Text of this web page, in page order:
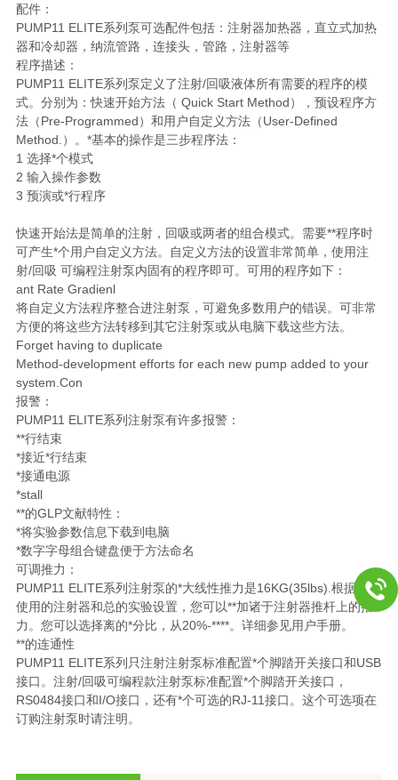
配件：
PUMP11 ELITE系列泵可选配件包括：注射器加热器，直立式加热
器和冷却器，纳流管路，连接头，管路，注射器等
程序描述：
PUMP11 ELITE系列泵定义了注射/回吸液体所有需要的程序的模
式。分别为：快速开始方法（ Quick Start Method），预设程序方
法（Pre-Programmed）和用户自定义方法（User-Defined
Method.）。*基本的操作是三步程序法：
1 选择*个模式
2 输入操作参数
3 预演或*行程序
快速开始法是简单的注射，回吸或两者的组合模式。需要**程序时
可产生*个用户自定义方法。自定义方法的设置非常简单，使用注
射/回吸 可编程注射泵内固有的程序即可。可用的程序如下：
ant Rate Gradienl
将自定义方法程序整合进注射泵，可避免多数用户的错误。可非常
方便的将这些方法转移到其它注射泵或从电脑下载这些方法。
Forget having to duplicate
Method-development efforts for each new pump added to your
system.Con
报警：
PUMP11 ELITE系列注射泵有许多报警：
**行结束
*接近*行结束
*接通电源
*stall
**的GLP文献特性：
*将实验参数信息下载到电脑
*数字字母组合键盘便于方法命名
可调推力：
PUMP11 ELITE系列注射泵的*大线性推力是16KG(35lbs).根据您所
使用的注射器和总的实验设置，您可以**加诸于注射器推杆上的推
力。您可以选择离的*分比，从20%-****。详细参见用户手册。
**的连通性
PUMP11 ELITE系列只注射注射泵标准配置*个脚踏开关接口和USB
接口。注射/回吸可编程款注射泵标准配置*个脚踏开关接口，
RS0484接口和I/O接口，还有*个可选的RJ-11接口。这个可选项在
订购注射泵时请注明。